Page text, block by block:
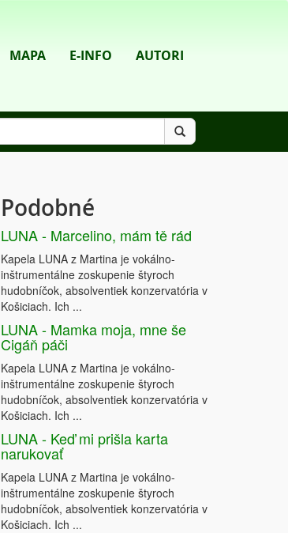
MAPA E-INFO AUTORI
Podobné
LUNA - Marcelino, mám tě rád
Kapela LUNA z Martina je vokálno-
inštrumentálne zoskupenie štyroch
hudobníčok, absolventiek konzervatória v
Košiciach. Ich ...
LUNA - Mamka moja, mne še
Cigáň páči
Kapela LUNA z Martina je vokálno-
inštrumentálne zoskupenie štyroch
hudobníčok, absolventiek konzervatória v
Košiciach. Ich ...
LUNA - Keď mi prišla karta
narukovať
Kapela LUNA z Martina je vokálno-
inštrumentálne zoskupenie štyroch
hudobníčok, absolventiek konzervatória v
Košiciach. Ich ...